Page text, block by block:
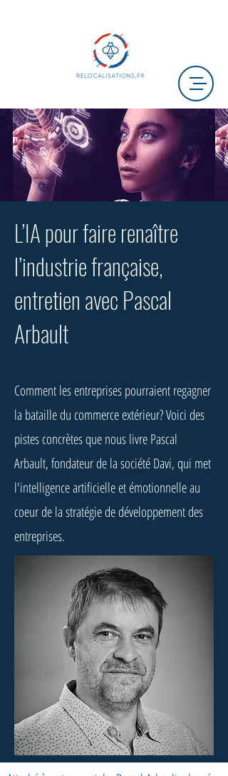
L’IA pour faire renaître
l’industrie française,
entretien avec Pascal
Arbault
Comment les entreprises pourraient regagner
la bataille du commerce extérieur? Voici des
pistes concrètes que nous livre Pascal
Arbault, fondateur de la société Davi, qui met
l'intelligence artificielle et émotionnelle au
coeur de la stratégie de développement des
entreprises.